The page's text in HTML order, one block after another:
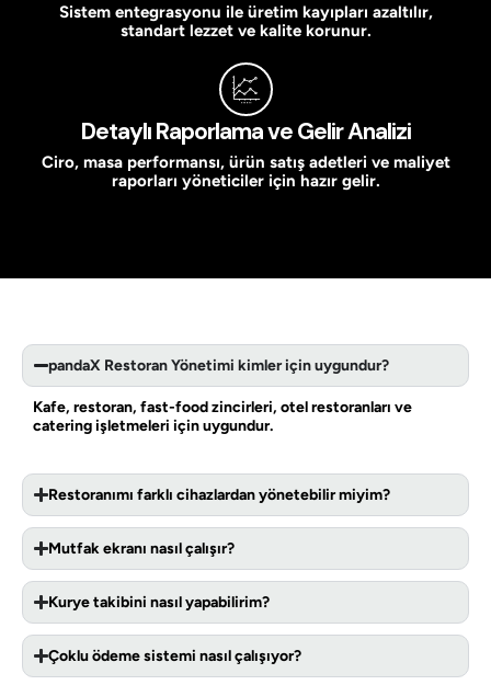
Sistem entegrasyonu ile üretim kayıpları azaltılır,
standart lezzet ve kalite korunur.
Detaylı Raporlama ve Gelir Analizi
Ciro, masa performansı, ürün satış adetleri ve maliyet
raporları yöneticiler için hazır gelir.
pandaX Restoran Yönetimi kimler için uygundur?
Kafe, restoran, fast-food zincirleri, otel restoranları ve
catering işletmeleri için uygundur.
Restoranımı farklı cihazlardan yönetebilir miyim?
Mutfak ekranı nasıl çalışır?
Kurye takibini nasıl yapabilirim?
Çoklu ödeme sistemi nasıl çalışıyor?